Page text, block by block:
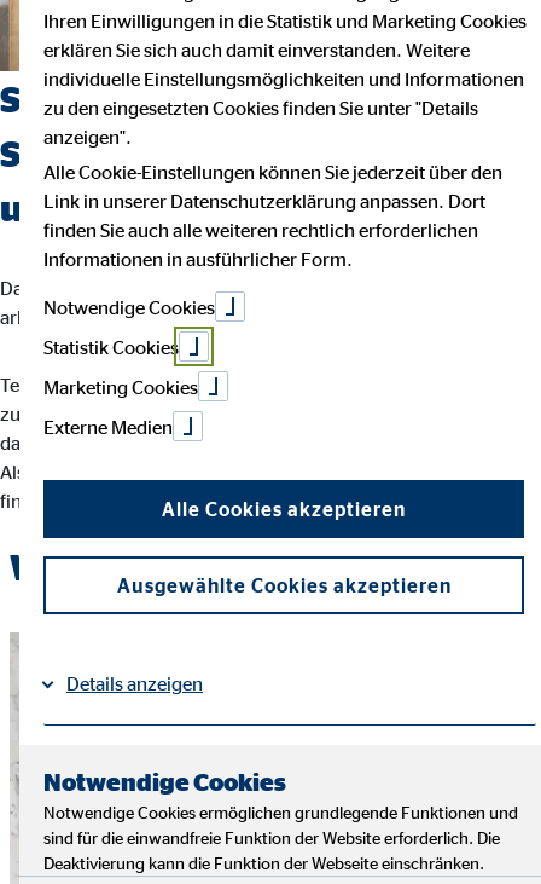
Suchst du einen Job, der
Sicherheit, Selbstbestimmung
und Flexibilität vereint?
Dann bist du bei uns richtig. Wir glauben, dass man am besten
arbeitet, wenn man seinem eigenen Rhythmus folgt.
Teamarbeit und intensiver Austausch sind für uns der Schlüssel
zu besten Ergebnissen. Dein Arbeitsalltag ist abwechslungsreich,
da jede Kundin und jeder Kunde individuelle Lösungen braucht.
Als OVB-Berater*in unterstützt du deine Kund*innen bei
finanziellen Entscheidungen und der Erreichung ihrer Ziele.
Werde Teil des OVB-Teams
Ihren Einwilligungen in die Statistik und Marketing Cookies
erklären Sie sich auch damit einverstanden. Weitere
individuelle Einstellungsmöglichkeiten und Informationen
zu den eingesetzten Cookies finden Sie unter "Details
anzeigen".
Alle Cookie-Einstellungen können Sie jederzeit über den
Link in unserer Datenschutzerklärung anpassen. Dort
finden Sie auch alle weiteren rechtlich erforderlichen
Informationen in ausführlicher Form.
Notwendige Cookies
Statistik Cookies
Marketing Cookies
Externe Medien
Alle Cookies akzeptieren
Ausgewählte Cookies akzeptieren
Details anzeigen
Notwendige Cookies
Notwendige Cookies ermöglichen grundlegende Funktionen und
sind für die einwandfreie Funktion der Website erforderlich. Die
Deaktivierung kann die Funktion der Webseite einschränken.